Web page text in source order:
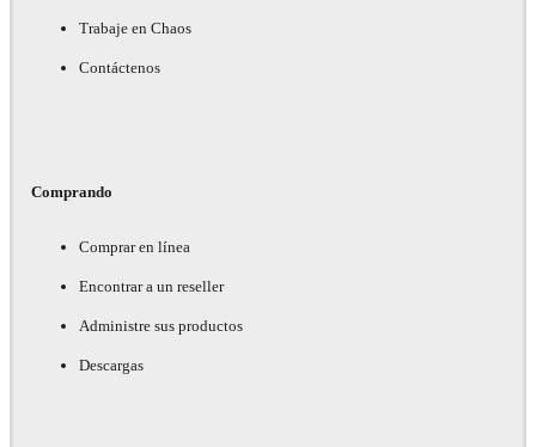
Trabaje en Chaos
Contáctenos
Comprando
Comprar en línea
Encontrar a un reseller
Administre sus productos
Descargas